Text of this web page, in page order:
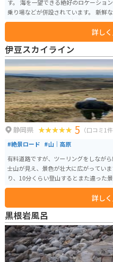
す。 海を一望できる絶好のロケーションで、レストランやショップ、遊覧船
乗り場などが併設されています。 新鮮
特産品を扱うショップは観光客に人気
ら伊東の街並みや伊豆大島などを眺めることができ
合は、道の駅に隣接する無料駐車場が
や大室山など、風光明媚な観光スポッ
としても最適です。 伊東マリンタウン
な観光スポットと言えるでしょう。
詳し
伊豆スカイライン
静岡県 5 （口コミ1件
#絶景ロード #山｜高原
有料道路ですが、ツーリングをしなが
士山が見え、景色が壮大に広がってい
り、10分くらい登山するとまた違った景色が楽しめ
が、開けてくるといい景色が続く道で
道です。温泉もあり寄り道もできます。
詳し
黒根岩風呂